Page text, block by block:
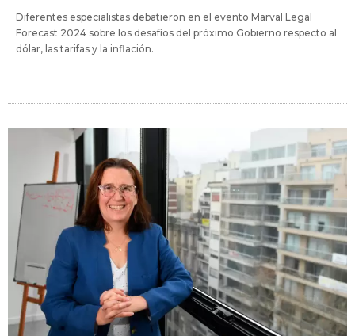
Diferentes especialistas debatieron en el evento Marval Legal
Forecast 2024 sobre los desafíos del próximo Gobierno respecto al
dólar, las tarifas y la inflación.